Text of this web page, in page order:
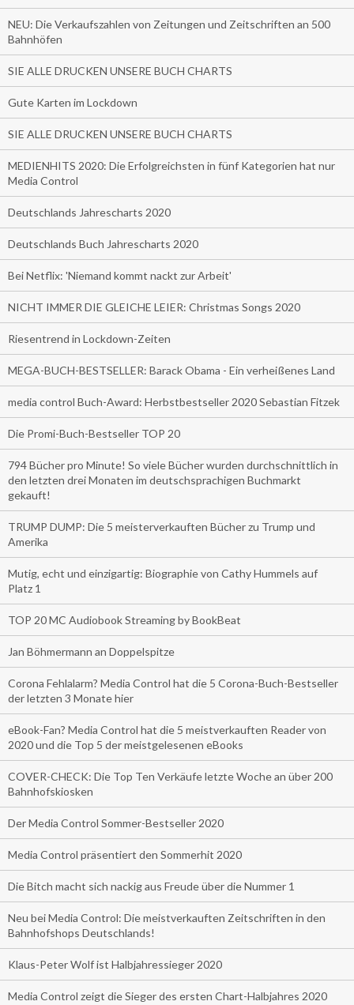
NEU: Die Verkaufszahlen von Zeitungen und Zeitschriften an 500
Bahnhöfen
SIE ALLE DRUCKEN UNSERE BUCH CHARTS
Gute Karten im Lockdown
SIE ALLE DRUCKEN UNSERE BUCH CHARTS
MEDIENHITS 2020: Die Erfolgreichsten in fünf Kategorien hat nur
Media Control
Deutschlands Jahrescharts 2020
Deutschlands Buch Jahrescharts 2020
Bei Netflix: 'Niemand kommt nackt zur Arbeit'
NICHT IMMER DIE GLEICHE LEIER: Christmas Songs 2020
Riesentrend in Lockdown-Zeiten
MEGA-BUCH-BESTSELLER: Barack Obama - Ein verheißenes Land
media control Buch-Award: Herbstbestseller 2020 Sebastian Fitzek
Die Promi-Buch-Bestseller TOP 20
794 Bücher pro Minute! So viele Bücher wurden durchschnittlich in
den letzten drei Monaten im deutschsprachigen Buchmarkt
gekauft!
TRUMP DUMP: Die 5 meisterverkauften Bücher zu Trump und
Amerika
Mutig, echt und einzigartig: Biographie von Cathy Hummels auf
Platz 1
TOP 20 MC Audiobook Streaming by BookBeat
Jan Böhmermann an Doppelspitze
Corona Fehlalarm? Media Control hat die 5 Corona-Buch-Bestseller
der letzten 3 Monate hier
eBook-Fan? Media Control hat die 5 meistverkauften Reader von
2020 und die Top 5 der meistgelesenen eBooks
COVER-CHECK: Die Top Ten Verkäufe letzte Woche an über 200
Bahnhofskiosken
Der Media Control Sommer-Bestseller 2020
Media Control präsentiert den Sommerhit 2020
Die Bitch macht sich nackig aus Freude über die Nummer 1
Neu bei Media Control: Die meistverkauften Zeitschriften in den
Bahnhofshops Deutschlands!
Klaus-Peter Wolf ist Halbjahressieger 2020
Media Control zeigt die Sieger des ersten Chart-Halbjahres 2020